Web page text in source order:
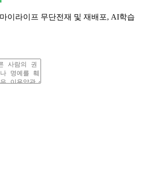
이라이프 무단전재 및 재배포, AI학습